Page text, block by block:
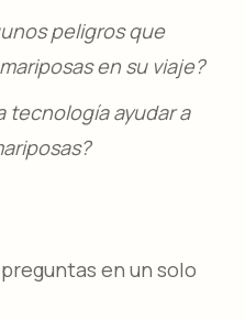
peligros que
en su viaje?
tecnología ayudar a
en un solo